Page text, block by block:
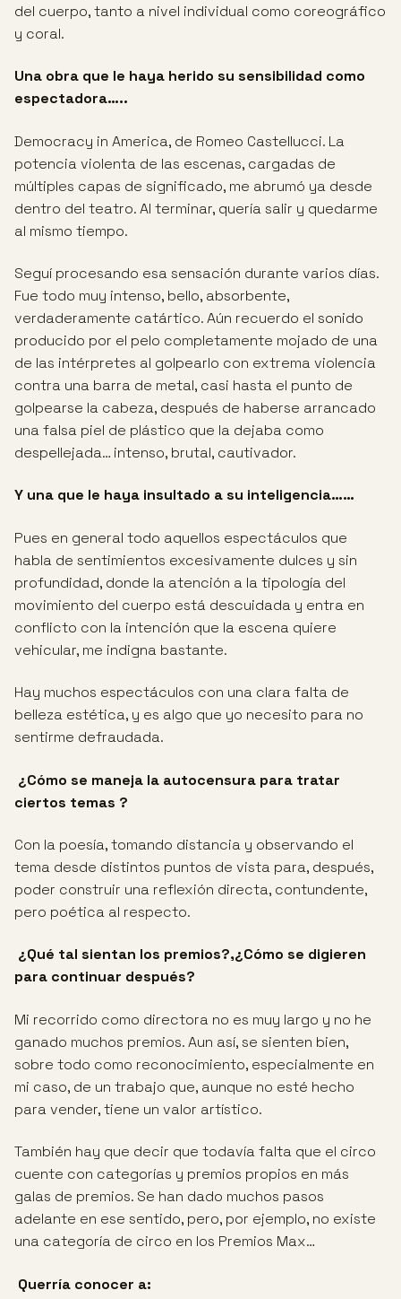
del cuerpo, tanto a nivel individual como coreográfico
y coral.
Una obra que le haya herido su sensibilidad como
espectadora…..
Democracy in America, de Romeo Castellucci. La
potencia violenta de las escenas, cargadas de
múltiples capas de significado, me abrumó ya desde
dentro del teatro. Al terminar, quería salir y quedarme
al mismo tiempo.
Seguí procesando esa sensación durante varios días.
Fue todo muy intenso, bello, absorbente,
verdaderamente catártico. Aún recuerdo el sonido
producido por el pelo completamente mojado de una
de las intérpretes al golpearlo con extrema violencia
contra una barra de metal, casi hasta el punto de
golpearse la cabeza, después de haberse arrancado
una falsa piel de plástico que la dejaba como
despellejada… intenso, brutal, cautivador.
Y una que le haya insultado a su inteligencia……
Pues en general todo aquellos espectáculos que
habla de sentimientos excesivamente dulces y sin
profundidad, donde la atención a la tipología del
movimiento del cuerpo está descuidada y entra en
conflicto con la intención que la escena quiere
vehicular, me indigna bastante.
Hay muchos espectáculos con una clara falta de
belleza estética, y es algo que yo necesito para no
sentirme defraudada.
¿Cómo se maneja la autocensura para tratar
ciertos temas ?
Con la poesía, tomando distancia y observando el
tema desde distintos puntos de vista para, después,
poder construir una reflexión directa, contundente,
pero poética al respecto.
¿Qué tal sientan los premios?,¿Cómo se digieren
para continuar después?
Mi recorrido como directora no es muy largo y no he
ganado muchos premios. Aun así, se sienten bien,
sobre todo como reconocimiento, especialmente en
mi caso, de un trabajo que, aunque no esté hecho
para vender, tiene un valor artístico.
También hay que decir que todavía falta que el circo
cuente con categorías y premios propios en más
galas de premios. Se han dado muchos pasos
adelante en ese sentido, pero, por ejemplo, no existe
una categoría de circo en los Premios Max…
Querría conocer a: